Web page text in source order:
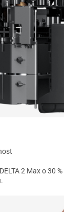
2 Max o 30